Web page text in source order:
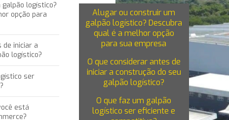
Alugar ou construir um
galpão logístico? Descubra
qual é a melhor opção
para sua empresa
O que considerar antes de
iniciar a construção do seu
galpão logístico?
O que faz um galpão
logístico ser eficiente e
logístico?
opção para
de iniciar a
logístico?
ser
está